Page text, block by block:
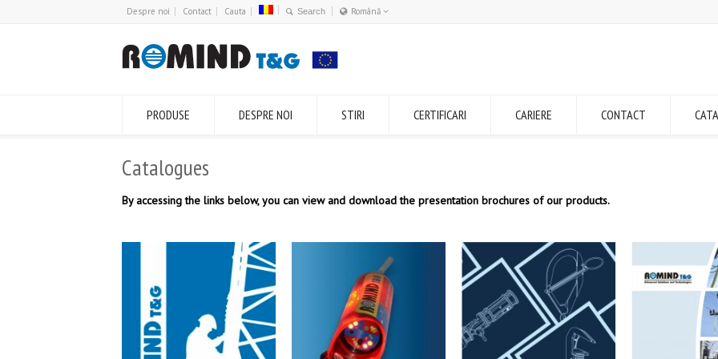
Despre noi Contact Cauta
Română
PRODUSE DESPRE NOI STIRI CERTIFICARI CARIERE CONTACT
Catalogues
By accessing the links below, you can view and download the presentation brochures of our products.